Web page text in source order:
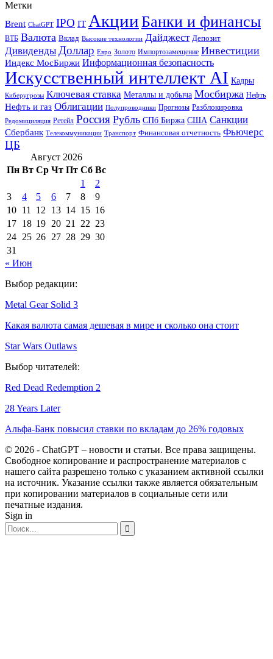
Метки
Brent ChatGPT IPO IT АкцииБанки и финансы
ВТБ Валюта Вклад Высокие технологии Дайджест Депозит
Дивиденды Доллар Евро Золото Импортозамещение Инвестиции
Индекс МосБиржи Информационная безопасность
Искусственный интеллект AI Кадры
Киберугрозы Ключевая ставка Металлы и добыча Мосбиржа Нефть
Нефть и газ Облигации Полупроводники Прогнозы Разблокировка
Редомициляция Ретейл Россия Рубль СПб Биржа США Санкции
Сбербанк Телекоммуникации Транспорт Финансовая отчетность Фьючерс
ЦБ
Август 2026
Пн Вт Ср Чт Пт Сб Вс
1
2
3
4 5 6 7 8
9
10 11 12 13 14 15 16
17 18 19 20 21 22 23
24 25 26 27 28 29 30
31
« Июн
Выбор редакции:
Metal Gear Solid 3
Какая валюта самая дешевая в мире и сколько она стоит
Star Wars Outlaws
Выбор читателей:
Red Dead Redemption 2
28 Years Later
Альфа-Банк повысил ставки по вкладам до 26% годовых
© 2026 - ChatGPT – новости и статьи. Все права защищены.
Свободное копирование и распространение материалов с
нашего сайта разрешено только с указанием активной ссылки
на источник. Указание ссылки также является обязательным
при копировании материалов в социальные сети или
печатные издания.
Sign in